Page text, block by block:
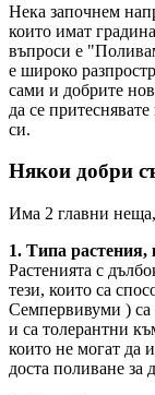
Нека започнем
които имат
въпроси е
е широко
сами и добрите
да се
си.
Някои добри
Има 2 главни
1. Типа растения,
Растенията с
тези, които са
Семпервивуми ) са
и са толерантни
които не могат да
доста поливане за